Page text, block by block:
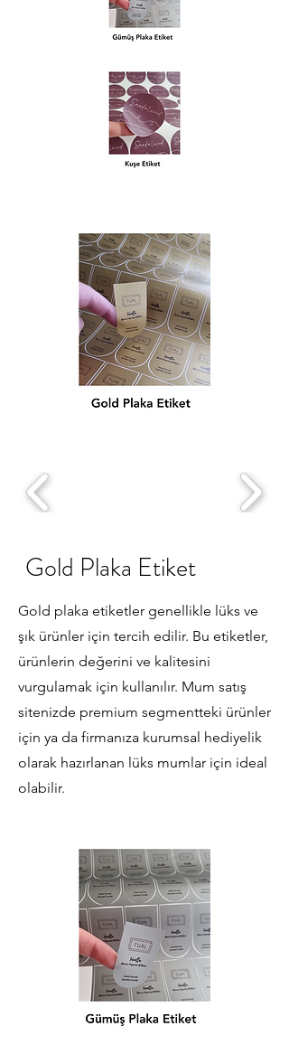
Gold Plaka Etiket
Gold plaka etiketler genellikle lüks ve
şık ürünler için tercih edilir. Bu etiketler,
ürünlerin değerini ve kalitesini
vurgulamak için kullanılır. Mum satış
sitenizde premium segmentteki ürünler
için ya da firmanıza kurumsal hediyelik
olarak hazırlanan lüks mumlar için ideal
olabilir.